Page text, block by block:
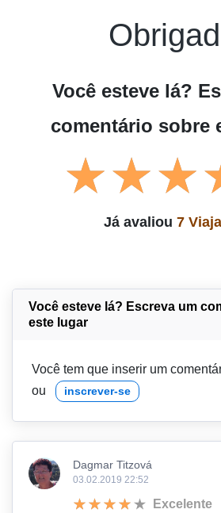
Você esteve lá?
comentário sobre
Já avaliou 7
Você esteve lá? Escreva um
este lugar
Você tem que inserir um
ou inscrever-se
Dagmar Titzová
03.02.2019 22:52
Excelente